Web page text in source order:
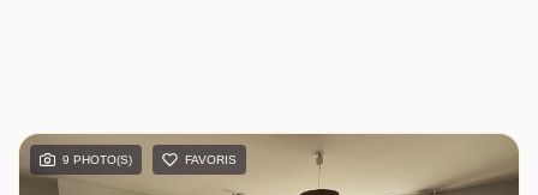
9 PHOTO(S) FAVORIS